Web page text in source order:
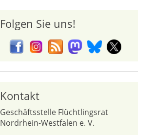
Folgen Sie uns!
Kontakt
Geschäftsstelle Flüchtlingsrat
Nordrhein-Westfalen e. V.